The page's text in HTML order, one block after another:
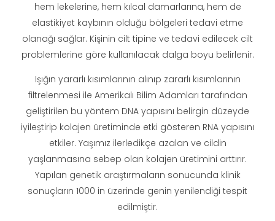
hem lekelerine, hem kılcal damarlarına, hem de
elastikiyet kaybının olduğu bölgeleri tedavi etme
olanağı sağlar. Kişinin cilt tipine ve tedavi edilecek cilt
problemlerine göre kullanılacak dalga boyu belirlenir.
Işığın yararlı kısımlarının alınıp zararlı kısımlarının
filtrelenmesi ile Amerikalı Bilim Adamları tarafından
geliştirilen bu yöntem DNA yapısını belirgin düzeyde
iyileştirip kolajen üretiminde etki gösteren RNA yapısını
etkiler. Yaşımız ilerledikçe azalan ve cildin
yaşlanmasına sebep olan kolajen üretimini arttırır.
Yapılan genetik araştırmaların sonucunda klinik
sonuçların 1000 in üzerinde genin yenilendiği tespit
edilmiştir.